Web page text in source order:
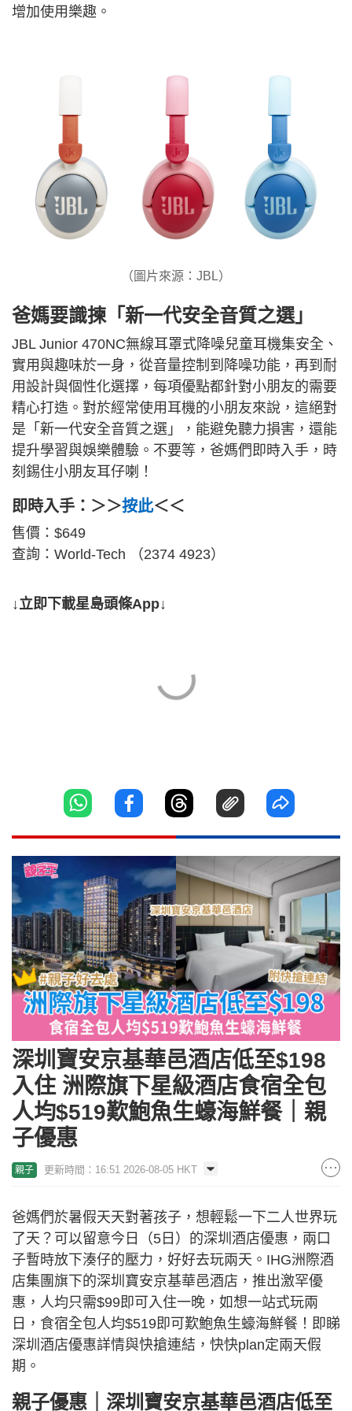
增加使用樂趣。
（圖片來源：JBL）
爸媽要識揀「新一代安全音質之選」
JBL Junior 470NC無線耳罩式降噪兒童耳機集安全、
實用與趣味於一身，從音量控制到降噪功能，再到耐
用設計與個性化選擇，每項優點都針對小朋友的需要
精心打造。對於經常使用耳機的小朋友來說，這絕對
是「新一代安全音質之選」，能避免聽力損害，還能
提升學習與娛樂體驗。不要等，爸媽們即時入手，時
刻錫住小朋友耳仔喇！
即時入手：＞＞按此＜＜
售價：$649
查詢：World-Tech （2374 4923）
↓立即下載星島頭條App↓
深圳寶安京基華邑酒店低至$198
入住 洲際旗下星級酒店食宿全包
人均$519歎鮑魚生蠔海鮮餐｜親
子優惠
親子 更新時間：16:51 2026-08-05 HKT
爸媽們於暑假天天對著孩子，想輕鬆一下二人世界玩
了天？可以留意今日（5日）的深圳酒店優惠，兩口
子暫時放下湊仔的壓力，好好去玩兩天。IHG洲際酒
店集團旗下的深圳寶安京基華邑酒店，推出激罕優
惠，人均只需$99即可入住一晚，如想一站式玩兩
日，食宿全包人均$519即可歎鮑魚生蠔海鮮餐！即睇
深圳酒店優惠詳情與快搶連結，快快plan定兩天假
期。
親子優惠｜深圳寶安京基華邑酒店低至